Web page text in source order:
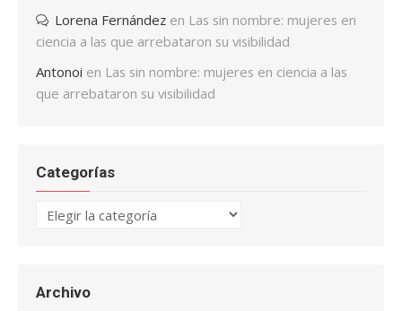
Lorena Fernández en Las sin nombre: mujeres en
ciencia a las que arrebataron su visibilidad
Antonoi en Las sin nombre: mujeres en ciencia a las
que arrebataron su visibilidad
Categorías
Categorías
Archivo